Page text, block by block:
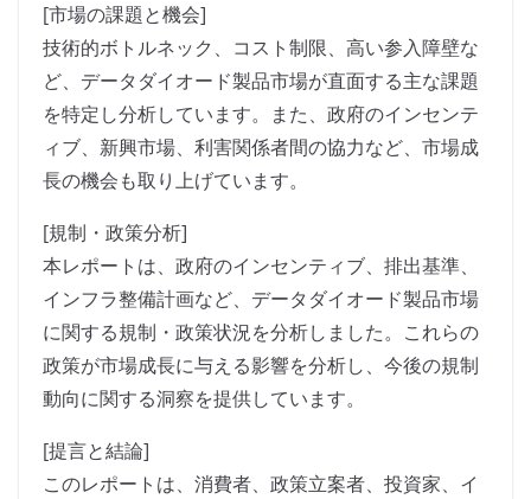
[市場の課題と機会]
技術的ボトルネック、コスト制限、高い参入障壁な
ど、データダイオード製品市場が直面する主な課題
を特定し分析しています。また、政府のインセンテ
ィブ、新興市場、利害関係者間の協力など、市場成
長の機会も取り上げています。
[規制・政策分析]
本レポートは、政府のインセンティブ、排出基準、
インフラ整備計画など、データダイオード製品市場
に関する規制・政策状況を分析しました。これらの
政策が市場成長に与える影響を分析し、今後の規制
動向に関する洞察を提供しています。
[提言と結論]
このレポートは、消費者、政策立案者、投資家、イ